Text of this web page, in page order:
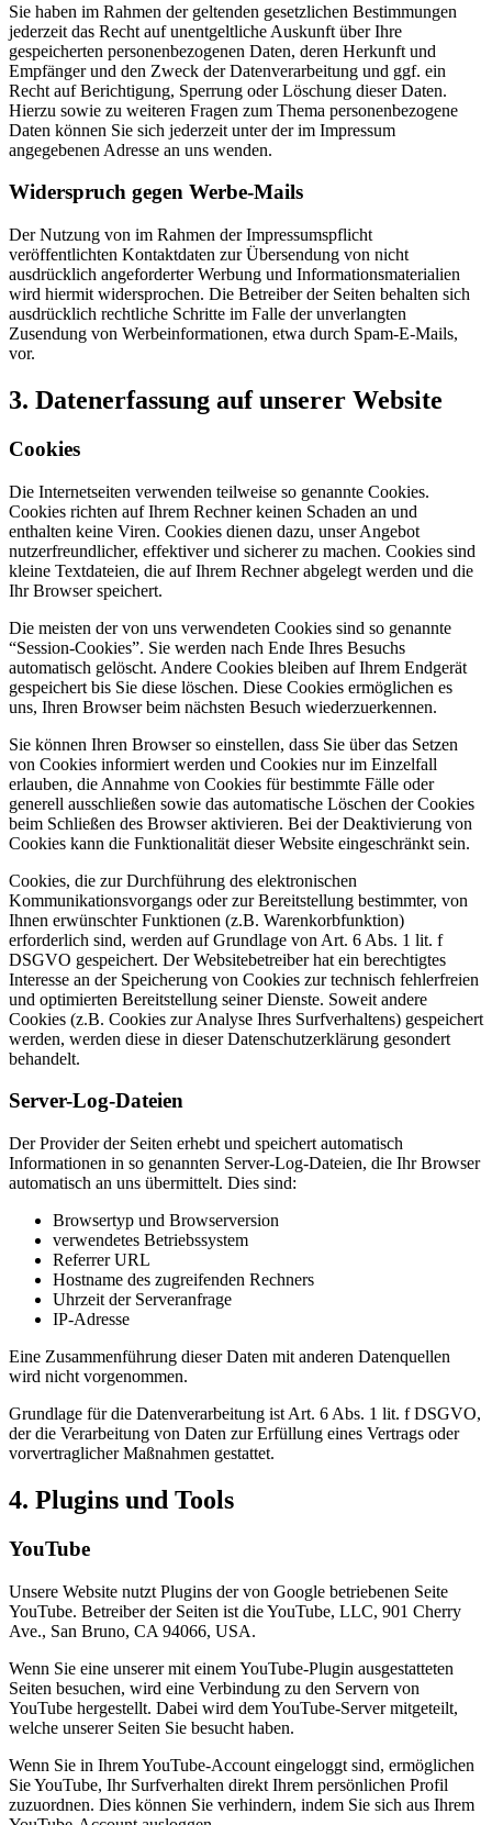
Sie haben im Rahmen der geltenden gesetzlichen Bestimmungen
jederzeit das Recht auf unentgeltliche Auskunft über Ihre
gespeicherten personenbezogenen Daten, deren Herkunft und
Empfänger und den Zweck der Datenverarbeitung und ggf. ein
Recht auf Berichtigung, Sperrung oder Löschung dieser Daten.
Hierzu sowie zu weiteren Fragen zum Thema personenbezogene
Daten können Sie sich jederzeit unter der im Impressum
angegebenen Adresse an uns wenden.
Widerspruch gegen Werbe-Mails
Der Nutzung von im Rahmen der Impressumspflicht
veröffentlichten Kontaktdaten zur Übersendung von nicht
ausdrücklich angeforderter Werbung und Informationsmaterialien
wird hiermit widersprochen. Die Betreiber der Seiten behalten sich
ausdrücklich rechtliche Schritte im Falle der unverlangten
Zusendung von Werbeinformationen, etwa durch Spam-E-Mails,
vor.
3. Datenerfassung auf unserer Website
Cookies
Die Internetseiten verwenden teilweise so genannte Cookies.
Cookies richten auf Ihrem Rechner keinen Schaden an und
enthalten keine Viren. Cookies dienen dazu, unser Angebot
nutzerfreundlicher, effektiver und sicherer zu machen. Cookies sind
kleine Textdateien, die auf Ihrem Rechner abgelegt werden und die
Ihr Browser speichert.
Die meisten der von uns verwendeten Cookies sind so genannte
“Session-Cookies”. Sie werden nach Ende Ihres Besuchs
automatisch gelöscht. Andere Cookies bleiben auf Ihrem Endgerät
gespeichert bis Sie diese löschen. Diese Cookies ermöglichen es
uns, Ihren Browser beim nächsten Besuch wiederzuerkennen.
Sie können Ihren Browser so einstellen, dass Sie über das Setzen
von Cookies informiert werden und Cookies nur im Einzelfall
erlauben, die Annahme von Cookies für bestimmte Fälle oder
generell ausschließen sowie das automatische Löschen der Cookies
beim Schließen des Browser aktivieren. Bei der Deaktivierung von
Cookies kann die Funktionalität dieser Website eingeschränkt sein.
Cookies, die zur Durchführung des elektronischen
Kommunikationsvorgangs oder zur Bereitstellung bestimmter, von
Ihnen erwünschter Funktionen (z.B. Warenkorbfunktion)
erforderlich sind, werden auf Grundlage von Art. 6 Abs. 1 lit. f
DSGVO gespeichert. Der Websitebetreiber hat ein berechtigtes
Interesse an der Speicherung von Cookies zur technisch fehlerfreien
und optimierten Bereitstellung seiner Dienste. Soweit andere
Cookies (z.B. Cookies zur Analyse Ihres Surfverhaltens) gespeichert
werden, werden diese in dieser Datenschutzerklärung gesondert
behandelt.
Server-Log-Dateien
Der Provider der Seiten erhebt und speichert automatisch
Informationen in so genannten Server-Log-Dateien, die Ihr Browser
automatisch an uns übermittelt. Dies sind:
Browsertyp und Browserversion
verwendetes Betriebssystem
Referrer URL
Hostname des zugreifenden Rechners
Uhrzeit der Serveranfrage
IP-Adresse
Eine Zusammenführung dieser Daten mit anderen Datenquellen
wird nicht vorgenommen.
Grundlage für die Datenverarbeitung ist Art. 6 Abs. 1 lit. f DSGVO,
der die Verarbeitung von Daten zur Erfüllung eines Vertrags oder
vorvertraglicher Maßnahmen gestattet.
4. Plugins und Tools
YouTube
Unsere Website nutzt Plugins der von Google betriebenen Seite
YouTube. Betreiber der Seiten ist die YouTube, LLC, 901 Cherry
Ave., San Bruno, CA 94066, USA.
Wenn Sie eine unserer mit einem YouTube-Plugin ausgestatteten
Seiten besuchen, wird eine Verbindung zu den Servern von
YouTube hergestellt. Dabei wird dem YouTube-Server mitgeteilt,
welche unserer Seiten Sie besucht haben.
Wenn Sie in Ihrem YouTube-Account eingeloggt sind, ermöglichen
Sie YouTube, Ihr Surfverhalten direkt Ihrem persönlichen Profil
zuzuordnen. Dies können Sie verhindern, indem Sie sich aus Ihrem